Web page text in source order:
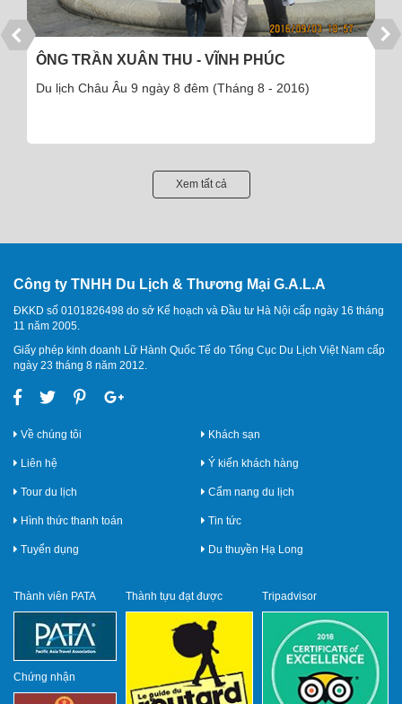
ÔNG TRẦN XUÂN THU - VĨNH PHÚC
Du lịch Châu Âu 9 ngày 8 đêm (Tháng 8 - 2016)
Xem tất cả
Công ty TNHH Du Lịch & Thương Mại G.A.L.A
ĐKKD số 0101826498 do sở Kế hoạch và Đầu tư Hà Nội cấp ngày 16 tháng
11 năm 2005.
Giấy phép kinh doanh Lữ Hành Quốc Tế do Tổng Cục Du Lịch Việt Nam cấp
ngày 23 tháng 8 năm 2012.
Về chúng tôi
Liên hệ
Tour du lịch
Hình thức thanh toán
Tuyển dụng
Khách sạn
Ý kiến khách hàng
Cẩm nang du lịch
Tin tức
Du thuyền Hạ Long
Thành viên PATA
Chứng nhận
Thành tựu đạt được Tripadvisor